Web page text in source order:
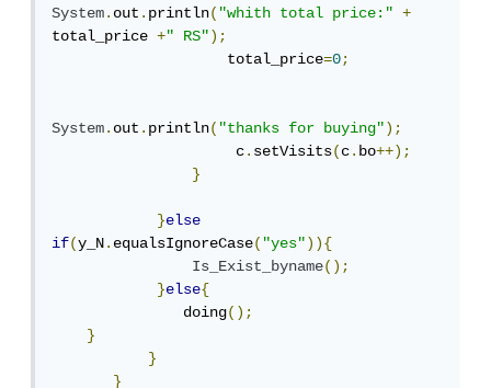
System.out.println("whith total price:"
+
total_price +" RS");
                    total_price
=0;
System.out.println("thanks for buying");
                     c
.setVisits(c.bo++);
}
}else
if(y_N.equalsIgnoreCase("yes")){
Is_Exist_byname();
}else{
               doing
();
}
}
}